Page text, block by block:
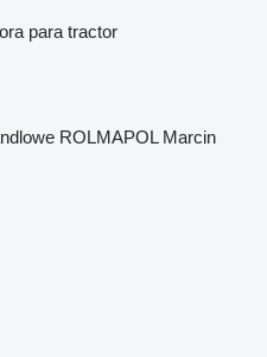
para tractor
ROLMAPOL Marcin